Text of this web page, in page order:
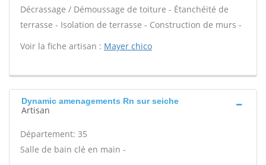
Décrassage / Démoussage de toiture - Étanchéité de
terrasse - Isolation de terrasse - Construction de murs -
Voir la fiche artisan : Mayer chico
Dynamic amenagements Rn sur seiche
Artisan
Département: 35
Salle de bain clé en main -